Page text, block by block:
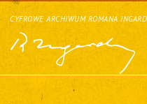
CYFROWE ARCHIWUM ROMANA